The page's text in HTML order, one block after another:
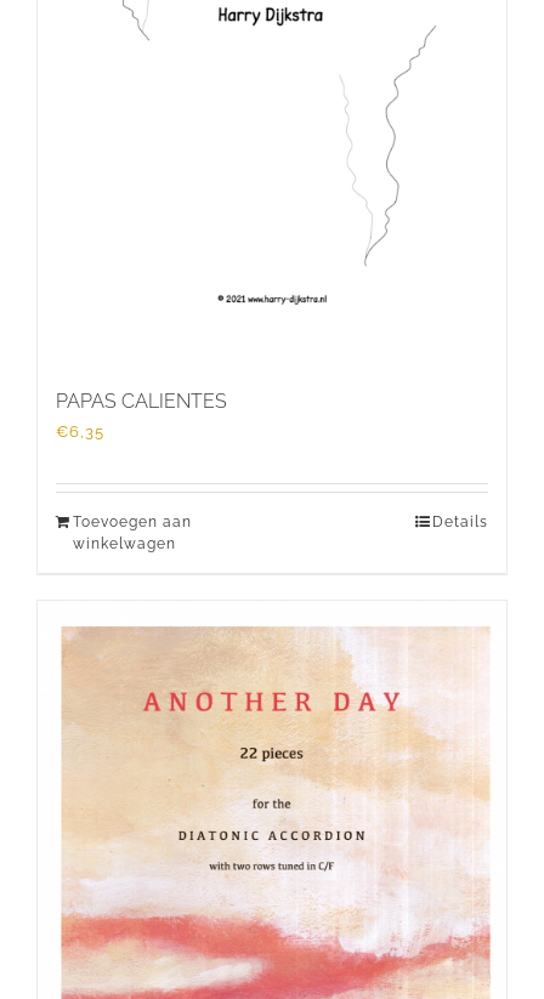
PAPAS CALIENTES
€6,35
Toevoegen aan
winkelwagen
Details